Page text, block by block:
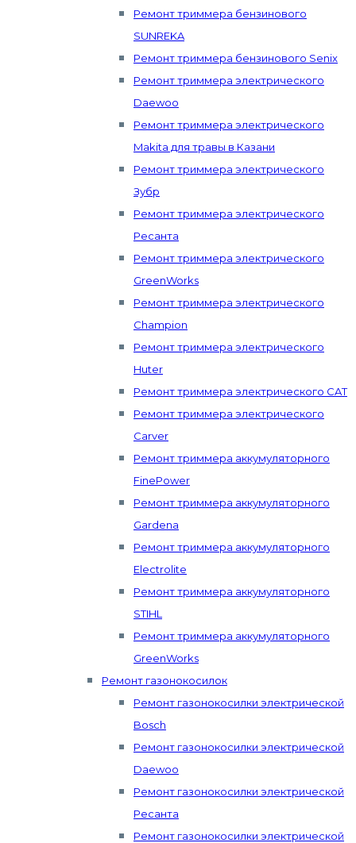
Ремонт триммера бензинового
SUNREKA
Ремонт триммера бензинового Senix
Ремонт триммера электрического
Daewoo
Ремонт триммера электрического
Makita для травы в Казани
Ремонт триммера электрического
Зубр
Ремонт триммера электрического
Ресанта
Ремонт триммера электрического
GreenWorks
Ремонт триммера электрического
Champion
Ремонт триммера электрического
Huter
Ремонт триммера электрического CAT
Ремонт триммера электрического
Carver
Ремонт триммера аккумуляторного
FinePower
Ремонт триммера аккумуляторного
Gardena
Ремонт триммера аккумуляторного
Electrolite
Ремонт триммера аккумуляторного
STIHL
Ремонт триммера аккумуляторного
GreenWorks
Ремонт газонокосилок
Ремонт газонокосилки электрической
Bosch
Ремонт газонокосилки электрической
Daewoo
Ремонт газонокосилки электрической
Ресанта
Ремонт газонокосилки электрической